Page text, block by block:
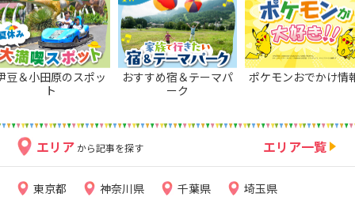
豆＆小田原のスポッ
ト
おすすめ宿＆テーマパ
ーク
ポケモンおでかけ情
エリア から記事を探す エリア一覧
東京都 神奈川県 千葉県
埼玉県